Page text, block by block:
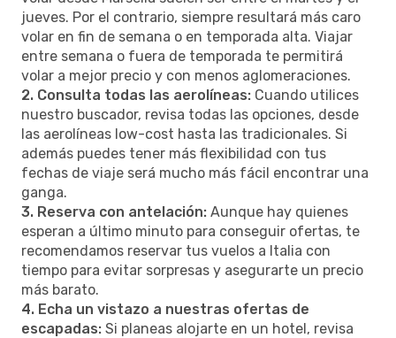
jueves. Por el contrario, siempre resultará más caro
volar en fin de semana o en temporada alta. Viajar
entre semana o fuera de temporada te permitirá
volar a mejor precio y con menos aglomeraciones.
2. Consulta todas las aerolíneas: Cuando utilices
nuestro buscador, revisa todas las opciones, desde
las aerolíneas low-cost hasta las tradicionales. Si
además puedes tener más flexibilidad con tus
fechas de viaje será mucho más fácil encontrar una
ganga.
3. Reserva con antelación: Aunque hay quienes
esperan a último minuto para conseguir ofertas, te
recomendamos reservar tus vuelos a Italia con
tiempo para evitar sorpresas y asegurarte un precio
más barato.
4. Echa un vistazo a nuestras ofertas de
escapadas: Si planeas alojarte en un hotel, revisa